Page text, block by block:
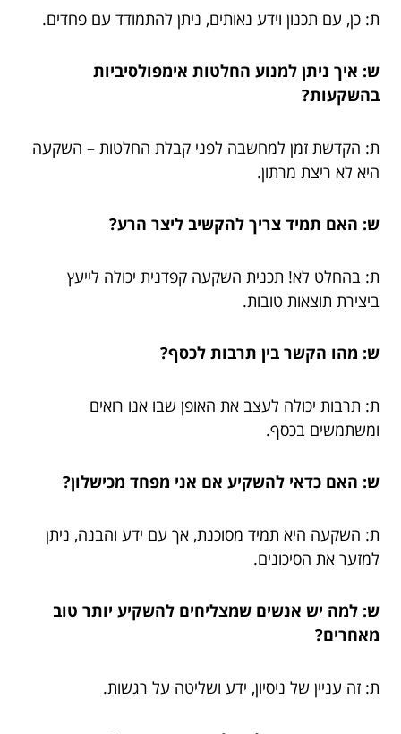
ת: כן, עם תכנון וידע נאותים, ניתן להתמודד עם פחדים.
ש: איך ניתן למנוע החלטות אימפולסיביות
בהשקעות?
ת: הקדשת זמן למחשבה לפני קבלת החלטות – השקעה
היא לא ריצת מרתון.
ש: האם תמיד צריך להקשיב ליצר הרע?
ת: בהחלט לא! תכנית השקעה קפדנית יכולה לייעץ
ביצירת תוצאות טובות.
ש: מהו הקשר בין תרבות לכסף?
ת: תרבות יכולה לעצב את האופן שבו אנו רואים
ומשתמשים בכסף.
ש: האם כדאי להשקיע אם אני מפחד מכישלון?
ת: השקעה היא תמיד מסוכנת, אך עם ידע והבנה, ניתן
למזער את הסיכונים.
ש: למה יש אנשים שמצליחים להשקיע יותר טוב
מאחרים?
ת: זה עניין של ניסיון, ידע ושליטה על רגשות.